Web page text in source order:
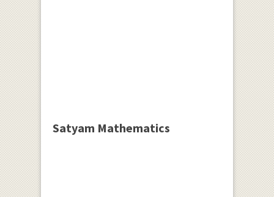
Satyam Mathematics